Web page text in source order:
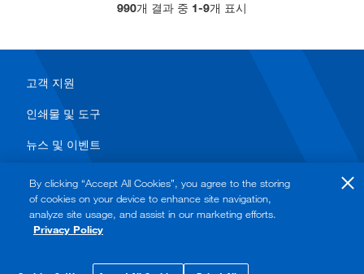
990개 결과 중 1-9개 표시
고객 지원
인쇄물 및 도구
뉴스 및 이벤트
개인정보보호 정책
By clicking “Accept All Cookies”, you agree to the storing
of cookies on your device to enhance site navigation,
analyze site usage, and assist in our marketing efforts.
Privacy Policy